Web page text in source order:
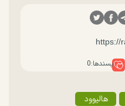
پسندها:0
هالیوود